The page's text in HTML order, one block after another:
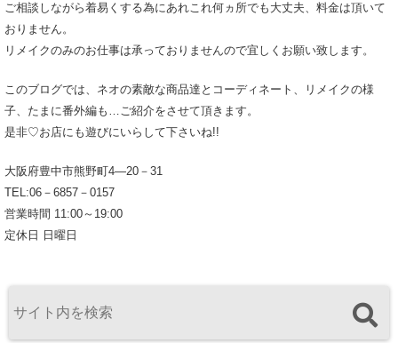
ご相談しながら着易くする為にあれこれ何ヵ所でも大丈夫、料金は頂いて
おりません。
リメイクのみのお仕事は承っておりませんので宜しくお願い致します。
このブログでは、ネオの素敵な商品達とコーディネート、リメイクの様
子、たまに番外編も…ご紹介をさせて頂きます。
是非♡お店にも遊びにいらして下さいね!!
大阪府豊中市熊野町4―20－31
TEL:06－6857－0157
営業時間 11:00～19:00
定休日 日曜日